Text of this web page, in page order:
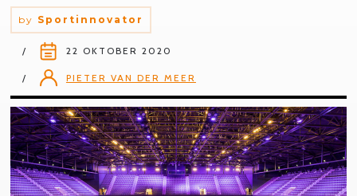
by Sportinnovator
22 OKTOBER 2020
PIETER VAN DER MEER